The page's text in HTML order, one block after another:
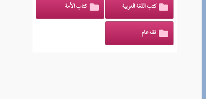
كتب اللغة العربية كتاب الأمة
فقه عام